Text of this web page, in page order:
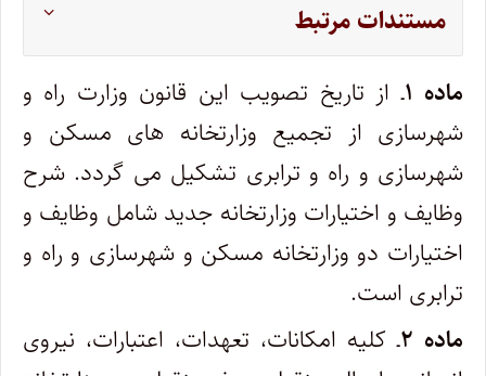
مستندات مرتبط
ماده ۱ ـ از تاریخ تصویب این قانون وزارت راه و
شهرسازی از تجمیع وزارتخانه‌ های مسکن و
شهرسازی و راه و ترابری تشکیل می‌ گردد. شرح
وظایف و اختیارات وزارتخانه جدید شامل وظایف و
اختیارات دو وزارتخانه مسکن و شهرسازی و راه و
ترابری است.
ماده ۲
ـ کلیه امکانات، تعهدات، اعتبارات، نیروی